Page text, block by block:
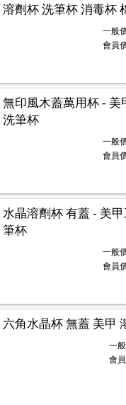
溶劑杯 洗筆杯 消毒杯
一般
會員
無印風木蓋萬用杯 - 美
洗筆杯
一般
會員
水晶溶劑杯 有蓋 - 美
筆杯
一般
會員
六角水晶杯 無蓋 美甲
一
會